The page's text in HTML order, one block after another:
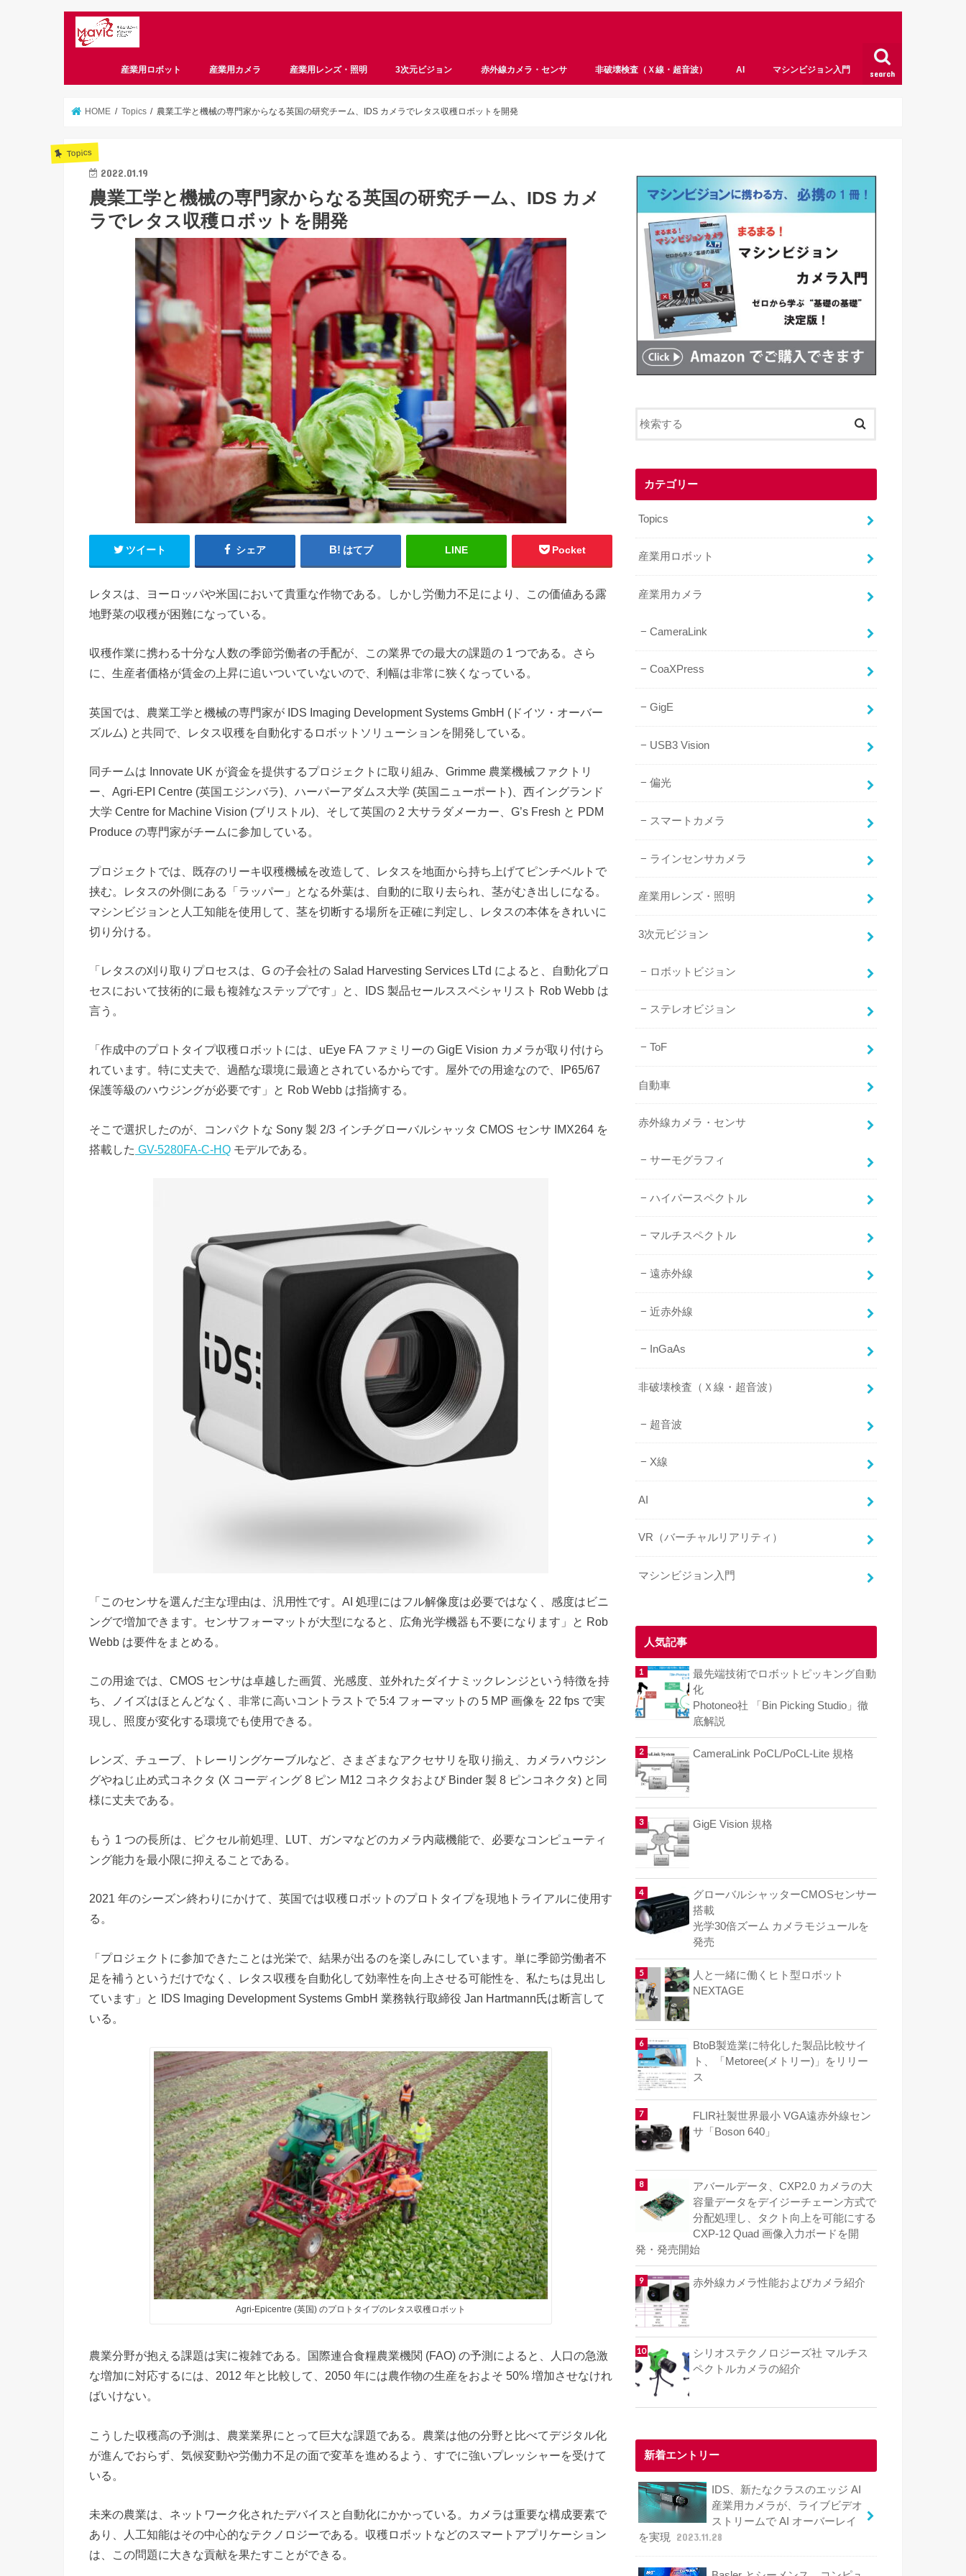
search
産業用ロボット 産業用カメラ 産業用レンズ・照明 3次元ビジョン 赤外線カメラ・センサ 非破壊検査（Ｘ線・超音波） AI マシンビジョン入門
HOME Topics 農業工学と機械の専門家からなる英国の研究チーム、IDS カメラでレタス収穫ロボットを開発
Topics
2022.01.19
農業工学と機械の専門家からなる英国の研究チーム、IDS カメ
ラでレタス収穫ロボットを開発
ツイート シェア はてブ LINE Pocket
レタスは、ヨーロッパや米国において貴重な作物である。しかし労働力不足により、この価値ある露
地野菜の収穫が困難になっている。
収穫作業に携わる十分な人数の季節労働者の手配が、この業界での最大の課題の 1 つである。さら
に、生産者価格が賃金の上昇に追いついていないので、利幅は非常に狭くなっている。
英国では、農業工学と機械の専門家が IDS Imaging Development Systems GmbH (ドイツ・オーバー
ズルム) と共同で、レタス収穫を自動化するロボットソリューションを開発している。
同チームは Innovate UK が資金を提供するプロジェクトに取り組み、Grimme 農業機械ファクトリ
ー、Agri-EPI Centre (英国エジンバラ)、ハーパーアダムス大学 (英国ニューポート)、西イングランド
大学 Centre for Machine Vision (ブリストル)、そして英国の 2 大サラダメーカー、G’s Fresh と PDM
Produce の専門家がチームに参加している。
プロジェクトでは、既存のリーキ収穫機械を改造して、レタスを地面から持ち上げてピンチベルトで
挟む。レタスの外側にある「ラッパー」となる外葉は、自動的に取り去られ、茎がむき出しになる。
マシンビジョンと人工知能を使用して、茎を切断する場所を正確に判定し、レタスの本体をきれいに
切り分ける。
「レタスの刈り取りプロセスは、G の子会社の Salad Harvesting Services LTd によると、自動化プロ
セスにおいて技術的に最も複雑なステップです」と、IDS 製品セールススペシャリスト Rob Webb は
言う。
「作成中のプロトタイプ収穫ロボットには、uEye FA ファミリーの GigE Vision カメラが取り付けら
れています。特に丈夫で、過酷な環境に最適とされているからです。屋外での用途なので、IP65/67
保護等級のハウジングが必要です」と Rob Webb は指摘する。
そこで選択したのが、コンパクトな Sony 製 2/3 インチグローバルシャッタ CMOS センサ IMX264 を
搭載した GV-5280FA-C-HQ モデルである。
「このセンサを選んだ主な理由は、汎用性です。AI 処理にはフル解像度は必要ではなく、感度はビニ
ングで増加できます。センサフォーマットが大型になると、広角光学機器も不要になります」と Rob
Webb は要件をまとめる。
この用途では、CMOS センサは卓越した画質、光感度、並外れたダイナミックレンジという特徴を持
ち、ノイズはほとんどなく、非常に高いコントラストで 5:4 フォーマットの 5 MP 画像を 22 fps で実
現し、照度が変化する環境でも使用できる。
レンズ、チューブ、トレーリングケーブルなど、さまざまなアクセサリを取り揃え、カメラハウジン
グやねじ止め式コネクタ (X コーディング 8 ピン M12 コネクタおよび Binder 製 8 ピンコネクタ) と同
様に丈夫である。
もう 1 つの長所は、ピクセル前処理、LUT、ガンマなどのカメラ内蔵機能で、必要なコンピューティ
ング能力を最小限に抑えることである。
2021 年のシーズン終わりにかけて、英国では収穫ロボットのプロトタイプを現地トライアルに使用す
る。
「プロジェクトに参加できたことは光栄で、結果が出るのを楽しみにしています。単に季節労働者不
足を補うというだけでなく、レタス収穫を自動化して効率性を向上させる可能性を、私たちは見出し
ています」と IDS Imaging Development Systems GmbH 業務執行取締役 Jan Hartmann氏は断言して
いる。
Agri-Epicentre (英国) のプロトタイプのレタス収穫ロボット
農業分野が抱える課題は実に複雑である。国際連合食糧農業機関 (FAO) の予測によると、人口の急激
な増加に対応するには、2012 年と比較して、2050 年には農作物の生産をおよそ 50% 増加させなけれ
ばいけない。
こうした収穫高の予測は、農業業界にとって巨大な課題である。農業は他の分野と比べてデジタル化
が進んでおらず、気候変動や労働力不足の面で変革を進めるよう、すでに強いプレッシャーを受けて
いる。
未来の農業は、ネットワーク化されたデバイスと自動化にかかっている。カメラは重要な構成要素で
あり、人工知能はその中心的なテクノロジーである。収穫ロボットなどのスマートアプリケーション
は、この問題に大きな貢献を果たすことができる。
カテゴリー
Topics
産業用ロボット
産業用カメラ
CameraLink
CoaXPress
GigE
USB3 Vision
偏光
スマートカメラ
ラインセンサカメラ
産業用レンズ・照明
3次元ビジョン
ロボットビジョン
ステレオビジョン
ToF
自動車
赤外線カメラ・センサ
サーモグラフィ
ハイパースペクトル
マルチスペクトル
遠赤外線
近赤外線
InGaAs
非破壊検査（Ｘ線・超音波）
超音波
X線
AI
VR（バーチャルリアリティ）
マシンビジョン入門
人気記事
最先端技術でロボットピッキング自動
化
Photoneo社 「Bin Picking Studio」徹
底解説
CameraLink PoCL/PoCL-Lite 規格
GigE Vision 規格
グローバルシャッターCMOSセンサー
搭載
光学30倍ズーム カメラモジュールを
発売
人と一緒に働くヒト型ロボット
NEXTAGE
BtoB製造業に特化した製品比較サイ
ト、「Metoree(メトリー)」をリリー
ス
FLIR社製世界最小 VGA遠赤外線セン
サ「Boson 640」
アバールデータ、CXP2.0 カメラの大
容量データをデイジーチェーン方式で
分配処理し、タクト向上を可能にする
CXP-12 Quad 画像入力ボードを開
発・発売開始
赤外線カメラ性能およびカメラ紹介
シリオステクノロジーズ社 マルチス
ペクトルカメラの紹介
新着エントリー
IDS、新たなクラスのエッジ AI
産業用カメラが、ライブビデオ
ストリームで AI オーバーレイ
を実現 2023.11.28